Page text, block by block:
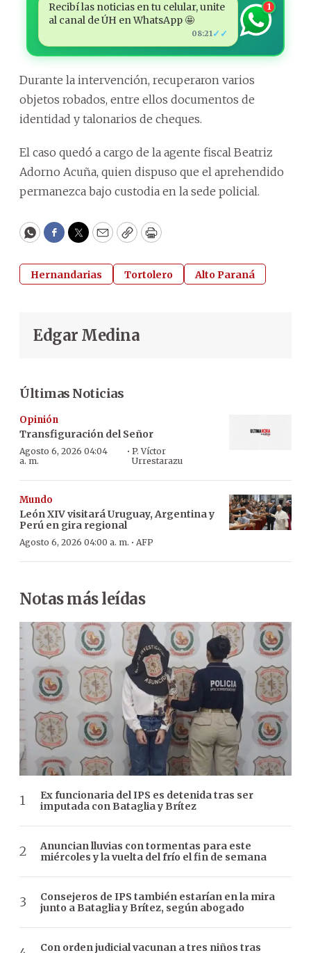
Recibí las noticias en tu celular, unite
al canal de ÚH en WhatsApp 🤩
08:21✓✓
1
Durante la intervención, recuperaron varios
objetos robados, entre ellos documentos de
identidad y talonarios de cheques.
El caso quedó a cargo de la agente fiscal Beatriz
Adorno Acuña, quien dispuso que el aprehendido
permanezca bajo custodia en la sede policial.
WhatsApp
Facebook
Twitter
EmailCopyPrint
Hernandarias Tortolero Alto Paraná
Edgar Medina
Últimas Noticias
Opinión
Transfiguración del Señor
Agosto 6, 2026 04:04
a. m.
· P. Víctor
Urrestarazu
Mundo
León XIV visitará Uruguay, Argentina y
Perú en gira regional
Agosto 6, 2026 04:00 a. m. · AFP
Notas más leídas
Ex funcionaria del IPS es detenida tras ser
imputada con Bataglia y Brítez
Anuncian lluvias con tormentas para este
miércoles y la vuelta del frío el fin de semana
Consejeros de IPS también estarían en la mira
junto a Bataglia y Brítez, según abogado
Con orden judicial vacunan a tres niños tras